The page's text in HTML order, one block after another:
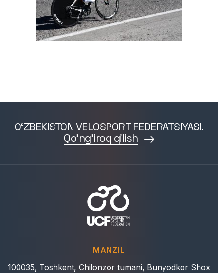
O‘ZBEKISTON VELOSPORT FEDERATSIYASI.
Qo'ng'iroq qilish
MANZIL
100035, Toshkent, Chilonzor tumani, Bunyodkor Shox